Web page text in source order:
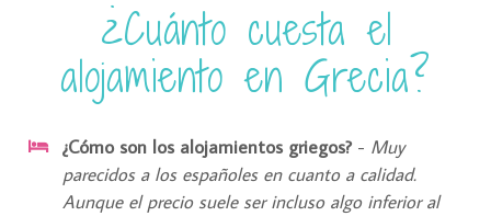
¿Cuánto cuesta el
alojamiento en Grecia?
¿Cómo son los alojamientos griegos? - Muy
parecidos a los españoles en cuanto a calidad.
Aunque el precio suele ser incluso algo inferior al